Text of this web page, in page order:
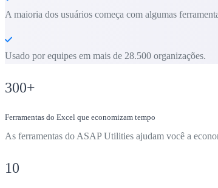
A maioria dos usuários começa com algumas
Usado por equipes em mais de 28.500 organizações.
300+
Ferramentas do Excel que economizam tempo
As ferramentas do ASAP Utilities ajudam você a
10